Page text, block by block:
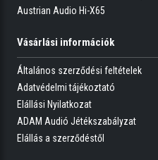
Austrian Audio Hi-X65
Vásárlási információk
Általános szerződési feltételek
Adatvédelmi tájékoztató
Elállási Nyilatkozat
ADAM Audió Jétékszabályzat
Elállás a szerződéstől